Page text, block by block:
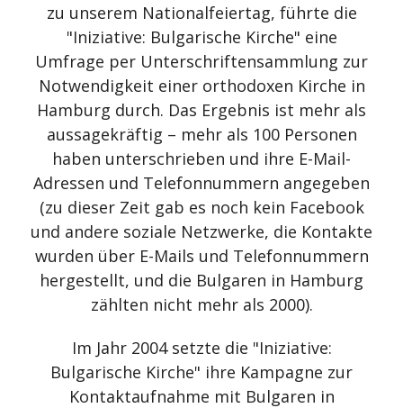
zu unserem Nationalfeiertag, führte die
"Iniziative: Bulgarische Kirche" eine
Umfrage per Unterschriftensammlung zur
Notwendigkeit einer orthodoxen Kirche in
Hamburg durch. Das Ergebnis ist mehr als
aussagekräftig – mehr als 100 Personen
haben unterschrieben und ihre E-Mail-
Adressen und Telefonnummern angegeben
(zu dieser Zeit gab es noch kein Facebook
und andere soziale Netzwerke, die Kontakte
wurden über E-Mails und Telefonnummern
hergestellt, und die Bulgaren in Hamburg
zählten nicht mehr als 2000).
Im Jahr 2004 setzte die "Iniziative:
Bulgarische Kirche" ihre Kampagne zur
Kontaktaufnahme mit Bulgaren in